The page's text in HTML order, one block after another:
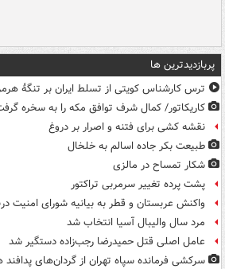
پربازدیدترین ها
ترس کارشناس کویتی از تسلط ایران بر تنگۀ
کاریکاتور/ کمال شرف توافق مکه را به سخره
نقشه کشی برای فتنه و اصرار بر دروغ
طبیعت بکر جاده اسالم به خلخال
شکار تمساح در مالزی
پشت پرده تغییر سرمربی تراکتور
واکنش عربستان و قطر به بیانیه شورای امنیت
مرد سال والیبال آسیا انتخاب شد
عامل اصلی قتل حمیدرضا رجب‌زاده دستگیر شد
سرکشی فرمانده سپاه تهران از گردان‌های پدافند